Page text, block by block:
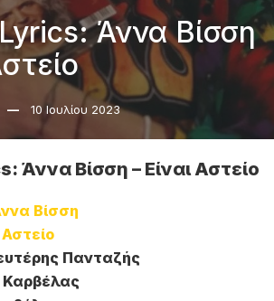
Lyrics: Άννα Βίσση
10 Ιουλίου 2023
Άννα Βίσση – Είναι Αστείο
Βίσση
Αστείο
Πανταζής
Καρβέλας